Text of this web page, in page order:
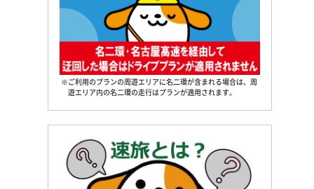
※ご利用のプランの周遊エリアに名二環が含まれる場合は、周
遊エリア内の名二環の走行はプランが適用されます。